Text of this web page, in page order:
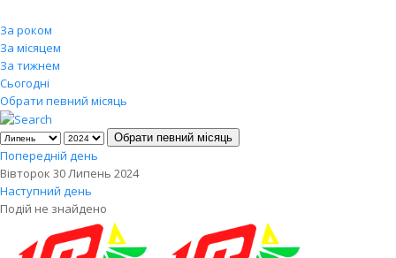
За роком
За місяцем
За тижнем
Сьогодні
Обрати певний місяць
Обрати певний місяць
Попередній день
Вівторок 30 Липень 2024
Наступний день
Подій не знайдено